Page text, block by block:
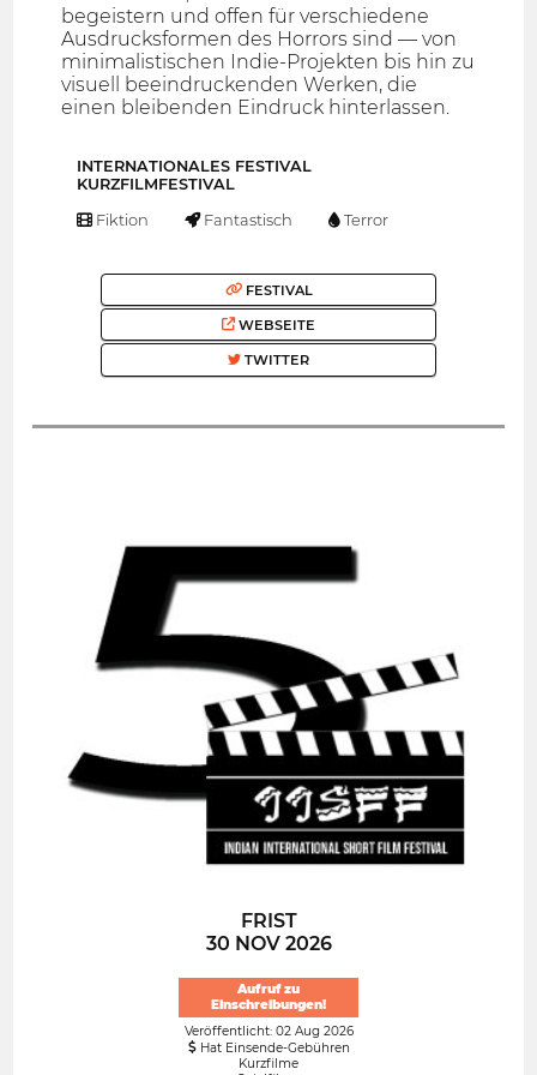
begeistern und offen für verschiedene
Ausdrucksformen des Horrors sind — von
minimalistischen Indie-Projekten bis hin zu
visuell beeindruckenden Werken, die
einen bleibenden Eindruck hinterlassen.
INTERNATIONALES FESTIVAL
KURZFILMFESTIVAL
Fiktion Fantastisch Terror
FESTIVAL
WEBSEITE
TWITTER
FRIST
30 NOV 2026
Aufruf zu
Einschreibungen!
Veröffentlicht: 02 Aug 2026
Hat Einsende-Gebühren
Kurzfilme